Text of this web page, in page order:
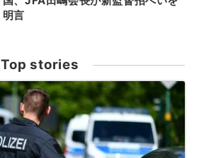
明言
Top stories